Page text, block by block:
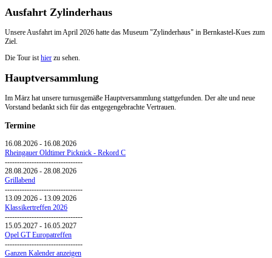
Ausfahrt Zylinderhaus
Unsere Ausfahrt im April 2026 hatte das Museum "Zylinderhaus" in Bernkastel-Kues zum
Ziel.
Die Tour isthier zu sehen.
Hauptversammlung
Im März hat unsere turnusgemäße Hauptversammlung stattgefunden. Der alte und neue
Vorstand bedankt sich für das entgegengebrachte Vertrauen.
Termine
16.08.2026 - 16.08.2026
Rheingauer Oldtimer Picknick - Rekord C
--------------------------------
28.08.2026 - 28.08.2026
Grillabend
--------------------------------
13.09.2026 - 13.09.2026
Klassikertreffen 2026
--------------------------------
15.05.2027 - 16.05.2027
Opel GT Europatreffen
--------------------------------
Ganzen Kalender anzeigen